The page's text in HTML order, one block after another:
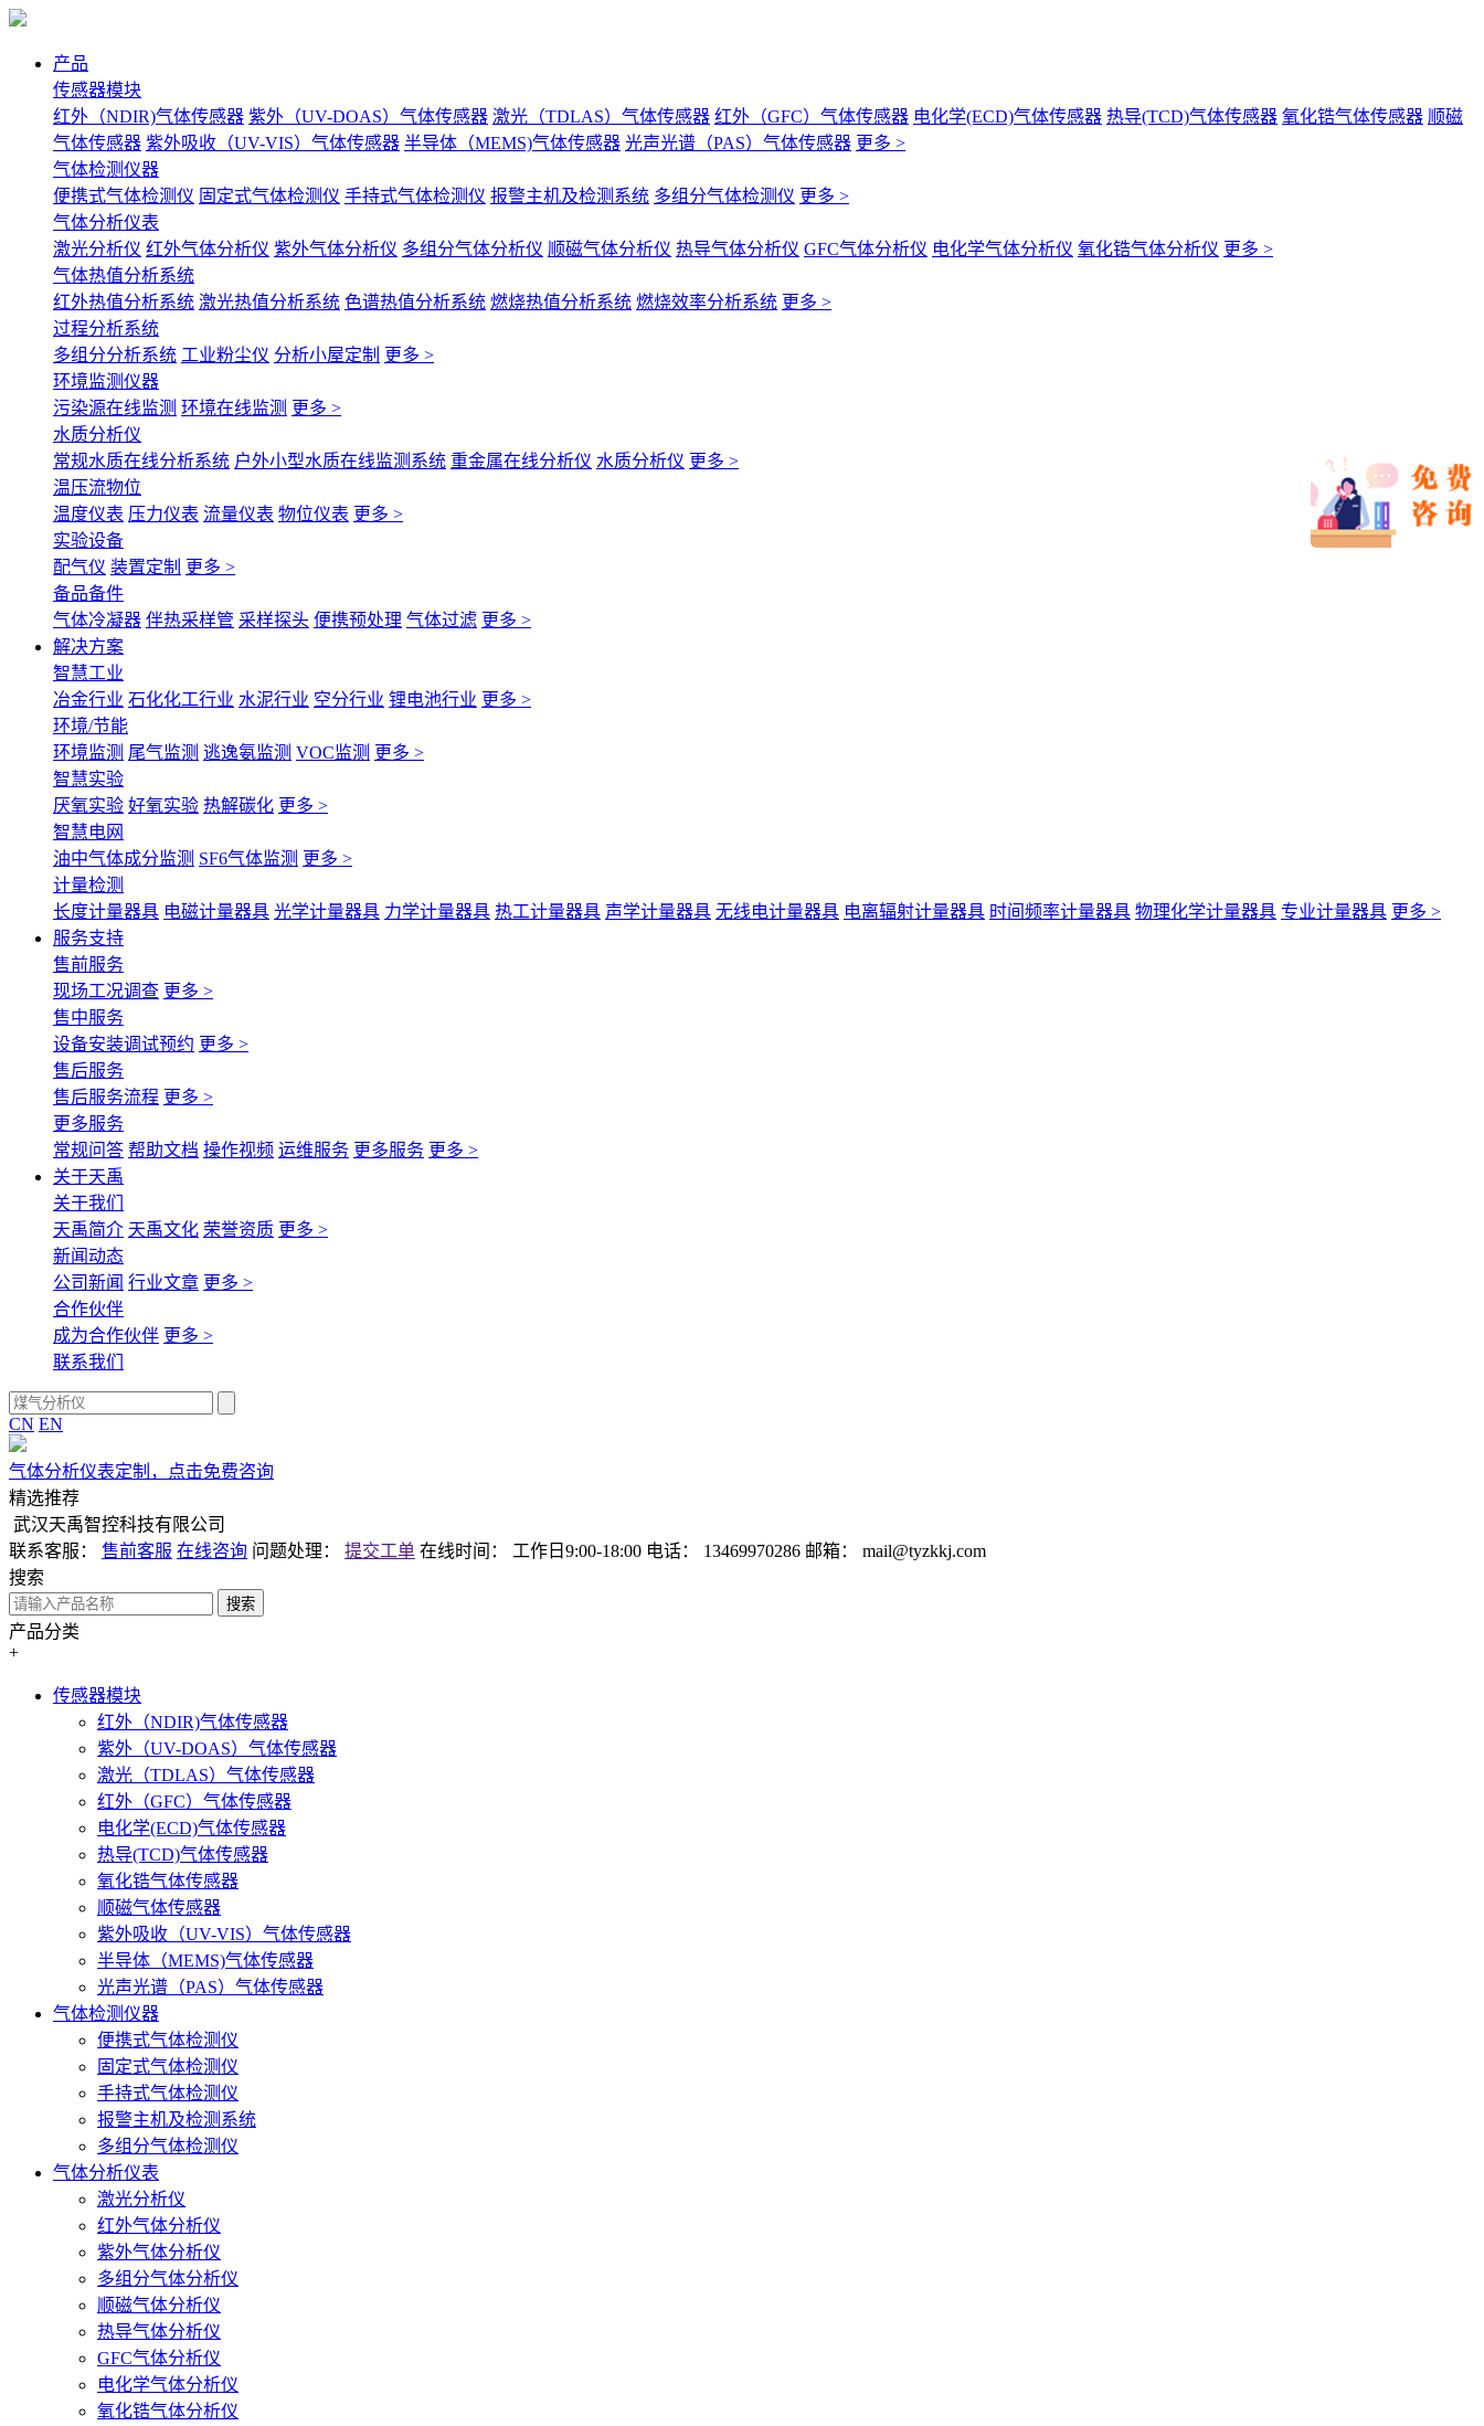
产品
传感器模块
红外（NDIR)气体传感器 紫外（UV-DOAS）气体传感器 激光（TDLAS）气体传感器 红外（GFC）气体传感器 电化学(ECD)气体传感器 热导(TCD)气体传感器 氧化锆气体传感器 顺磁
气体传感器 紫外吸收（UV-VIS）气体传感器 半导体（MEMS)气体传感器 光声光谱（PAS）气体传感器 更多 >
气体检测仪器
便携式气体检测仪 固定式气体检测仪 手持式气体检测仪 报警主机及检测系统 多组分气体检测仪 更多 >
气体分析仪表
激光分析仪 红外气体分析仪 紫外气体分析仪 多组分气体分析仪 顺磁气体分析仪 热导气体分析仪 GFC气体分析仪 电化学气体分析仪 氧化锆气体分析仪 更多 >
气体热值分析系统
红外热值分析系统 激光热值分析系统 色谱热值分析系统 燃烧热值分析系统 燃烧效率分析系统 更多 >
过程分析系统
多组分分析系统 工业粉尘仪 分析小屋定制 更多 >
环境监测仪器
污染源在线监测 环境在线监测 更多 >
水质分析仪
常规水质在线分析系统 户外小型水质在线监测系统 重金属在线分析仪 水质分析仪 更多 >
温压流物位
温度仪表 压力仪表 流量仪表 物位仪表 更多 >
实验设备
配气仪 装置定制 更多 >
备品备件
气体冷凝器 伴热采样管 采样探头 便携预处理 气体过滤 更多 >
解决方案
智慧工业
冶金行业 石化化工行业 水泥行业 空分行业 锂电池行业 更多 >
环境/节能
环境监测 尾气监测 逃逸氨监测 VOC监测 更多 >
智慧实验
厌氧实验 好氧实验 热解碳化 更多 >
智慧电网
油中气体成分监测 SF6气体监测 更多 >
计量检测
长度计量器具 电磁计量器具 光学计量器具 力学计量器具 热工计量器具 声学计量器具 无线电计量器具 电离辐射计量器具 时间频率计量器具 物理化学计量器具 专业计量器具 更多 >
服务支持
售前服务
现场工况调查 更多 >
售中服务
设备安装调试预约 更多 >
售后服务
售后服务流程 更多 >
更多服务
常规问答 帮助文档 操作视频 运维服务 更多服务 更多 >
关于天禹
关于我们
天禹简介 天禹文化 荣誉资质 更多 >
新闻动态
公司新闻 行业文章 更多 >
合作伙伴
成为合作伙伴 更多 >
联系我们
CN EN
气体分析仪表定制，点击免费咨询
精选推荐
武汉天禹智控科技有限公司
联系客服： 售前客服 在线咨询 问题处理： 提交工单 在线时间： 工作日9:00-18:00 电话： 13469970286 邮箱： mail@tyzkkj.com
搜索
搜索
产品分类
+
传感器模块
红外（NDIR)气体传感器
紫外（UV-DOAS）气体传感器
激光（TDLAS）气体传感器
红外（GFC）气体传感器
电化学(ECD)气体传感器
热导(TCD)气体传感器
氧化锆气体传感器
顺磁气体传感器
紫外吸收（UV-VIS）气体传感器
半导体（MEMS)气体传感器
光声光谱（PAS）气体传感器
气体检测仪器
便携式气体检测仪
固定式气体检测仪
手持式气体检测仪
报警主机及检测系统
多组分气体检测仪
气体分析仪表
激光分析仪
红外气体分析仪
紫外气体分析仪
多组分气体分析仪
顺磁气体分析仪
热导气体分析仪
GFC气体分析仪
电化学气体分析仪
氧化锆气体分析仪